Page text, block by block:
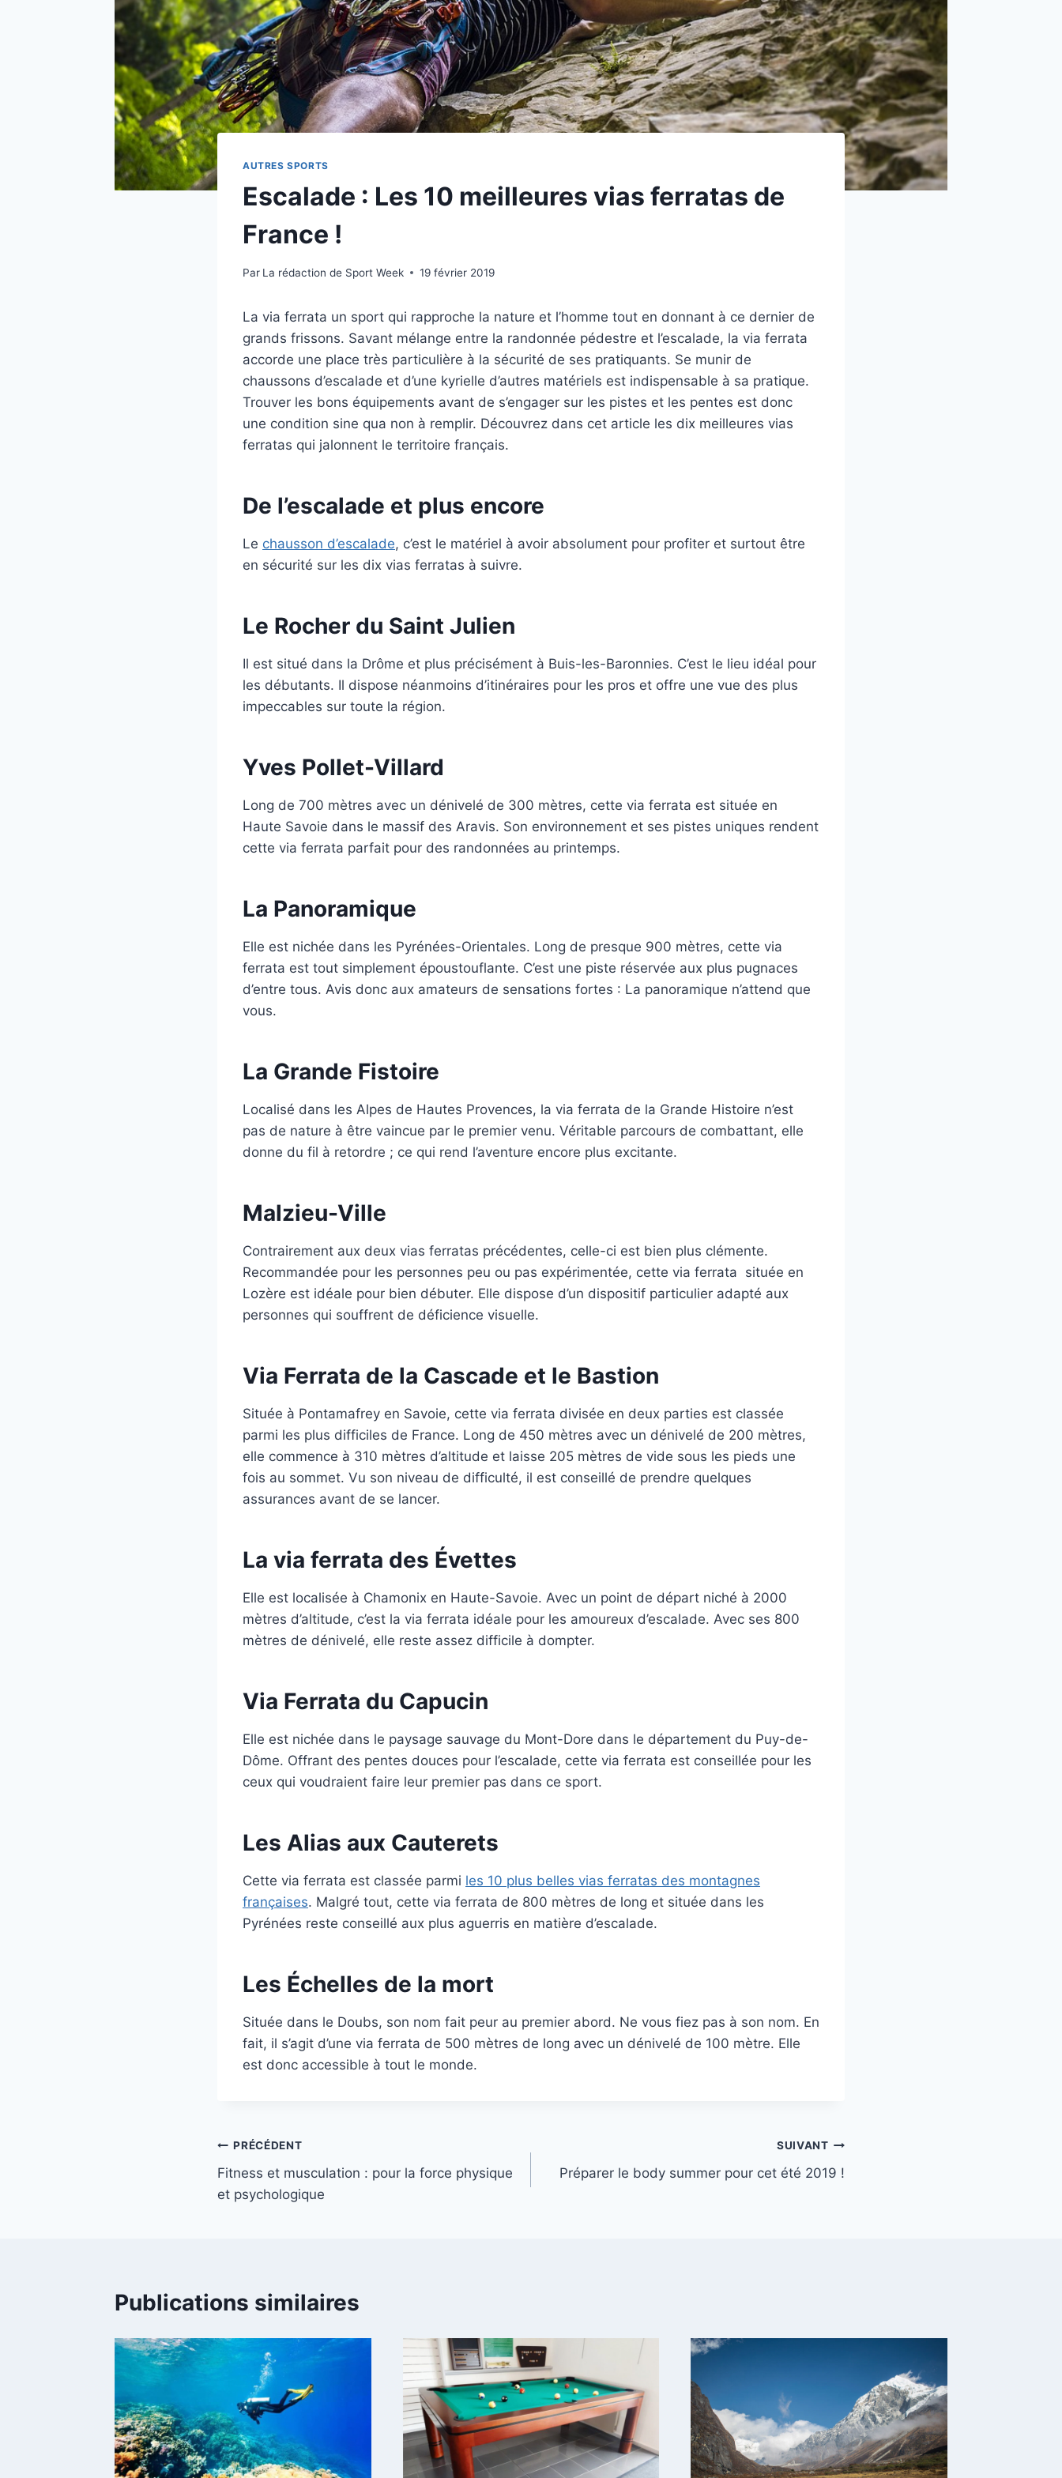
AUTRES SPORTS
Escalade : Les 10 meilleures vias ferratas de
France !
Par La rédaction de Sport Week 19 février 2019
La via ferrata un sport qui rapproche la nature et l’homme tout en donnant à ce dernier de
grands frissons. Savant mélange entre la randonnée pédestre et l’escalade, la via ferrata
accorde une place très particulière à la sécurité de ses pratiquants. Se munir de
chaussons d’escalade et d’une kyrielle d’autres matériels est indispensable à sa pratique.
Trouver les bons équipements avant de s’engager sur les pistes et les pentes est donc
une condition sine qua non à remplir. Découvrez dans cet article les dix meilleures vias
ferratas qui jalonnent le territoire français.
De l’escalade et plus encore
Le chausson d’escalade, c’est le matériel à avoir absolument pour profiter et surtout être
en sécurité sur les dix vias ferratas à suivre.
Le Rocher du Saint Julien
Il est situé dans la Drôme et plus précisément à Buis-les-Baronnies. C’est le lieu idéal pour
les débutants. Il dispose néanmoins d’itinéraires pour les pros et offre une vue des plus
impeccables sur toute la région.
Yves Pollet-Villard
Long de 700 mètres avec un dénivelé de 300 mètres, cette via ferrata est située en
Haute Savoie dans le massif des Aravis. Son environnement et ses pistes uniques rendent
cette via ferrata parfait pour des randonnées au printemps.
La Panoramique
Elle est nichée dans les Pyrénées-Orientales. Long de presque 900 mètres, cette via
ferrata est tout simplement époustouflante. C’est une piste réservée aux plus pugnaces
d’entre tous. Avis donc aux amateurs de sensations fortes : La panoramique n’attend que
vous.
La Grande Fistoire
Localisé dans les Alpes de Hautes Provences, la via ferrata de la Grande Histoire n’est
pas de nature à être vaincue par le premier venu. Véritable parcours de combattant, elle
donne du fil à retordre ; ce qui rend l’aventure encore plus excitante.
Malzieu-Ville
Contrairement aux deux vias ferratas précédentes, celle-ci est bien plus clémente.
Recommandée pour les personnes peu ou pas expérimentée, cette via ferrata située en
Lozère est idéale pour bien débuter. Elle dispose d’un dispositif particulier adapté aux
personnes qui souffrent de déficience visuelle.
Via Ferrata de la Cascade et le Bastion
Située à Pontamafrey en Savoie, cette via ferrata divisée en deux parties est classée
parmi les plus difficiles de France. Long de 450 mètres avec un dénivelé de 200 mètres,
elle commence à 310 mètres d’altitude et laisse 205 mètres de vide sous les pieds une
fois au sommet. Vu son niveau de difficulté, il est conseillé de prendre quelques
assurances avant de se lancer.
La via ferrata des Évettes
Elle est localisée à Chamonix en Haute-Savoie. Avec un point de départ niché à 2000
mètres d’altitude, c’est la via ferrata idéale pour les amoureux d’escalade. Avec ses 800
mètres de dénivelé, elle reste assez difficile à dompter.
Via Ferrata du Capucin
Elle est nichée dans le paysage sauvage du Mont-Dore dans le département du Puy-de-
Dôme. Offrant des pentes douces pour l’escalade, cette via ferrata est conseillée pour les
ceux qui voudraient faire leur premier pas dans ce sport.
Les Alias aux Cauterets
Cette via ferrata est classée parmi les 10 plus belles vias ferratas des montagnes
françaises. Malgré tout, cette via ferrata de 800 mètres de long et située dans les
Pyrénées reste conseillé aux plus aguerris en matière d’escalade.
Les Échelles de la mort
Située dans le Doubs, son nom fait peur au premier abord. Ne vous fiez pas à son nom. En
fait, il s’agit d’une via ferrata de 500 mètres de long avec un dénivelé de 100 mètre. Elle
est donc accessible à tout le monde.
Navigation
de
PRÉCÉDENT
Fitness et musculation : pour la force physique
et psychologique
SUIVANT
Préparer le body summer pour cet été 2019 !
Publications similaires